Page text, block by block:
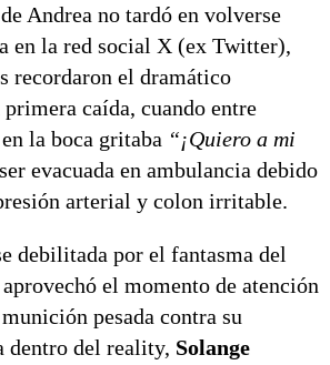
Andrea no tardó en volverse
en la red social X (ex Twitter),
recordaron el dramático
primera caída, cuando entre
la boca gritaba “¡Quiero a mi
evacuada en ambulancia debido
arterial y colon irritable.
debilitada por el fantasma del
el momento de atención
pesada contra su
dentro del reality, Solange